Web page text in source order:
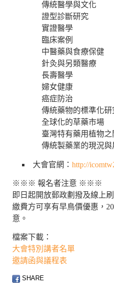
傳統醫學與文化
證型診斷研究
實證醫學
臨床案例
中醫藥與食療保健
針灸與另類醫療
長壽醫學
婦女健康
癌症防治
傳統藥物的標準化研
全球化的草藥市場
臺灣特有藥用植物
傳統製藥業的現況與
大會官網： http://
※※※ 報名者注意 ※※※
即日起開放郵政劃撥及線上
繳費方可享有早鳥價優惠，
意。
檔案下載：
大會特別講者名單
邀請函與議程表
SHARE